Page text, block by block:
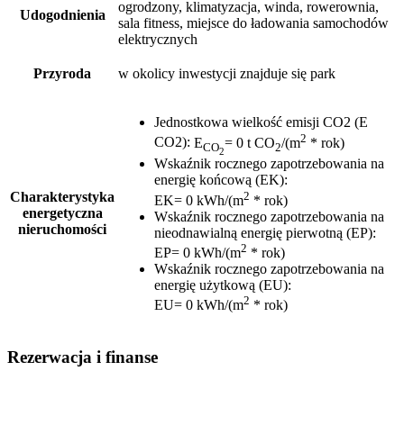
Udogodnienia
ogrodzony, klimatyzacja, winda, rowerownia,
sala fitness, miejsce do ładowania samochodów
elektrycznych
Przyroda w okolicy inwestycji znajduje się park
Charakterystyka
energetyczna
nieruchomości
Jednostkowa wielkość emisji CO2 (E
CO2): ECO2
= 0 t CO2/(m2 * rok)
Wskaźnik rocznego zapotrzebowania na
energię końcową (EK):
EK= 0 kWh/(m2 * rok)
Wskaźnik rocznego zapotrzebowania na
nieodnawialną energię pierwotną (EP):
EP= 0 kWh/(m2 * rok)
Wskaźnik rocznego zapotrzebowania na
energię użytkową (EU):
EU= 0 kWh/(m2 * rok)
Rezerwacja i finanse